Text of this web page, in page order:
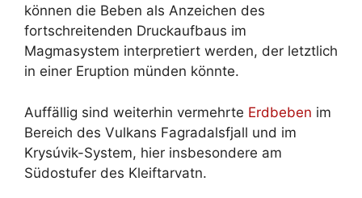
können die Beben als Anzeichen des
fortschreitenden Druckaufbaus im
Magmasystem interpretiert werden, der letztlich
in einer Eruption münden könnte.
Auffällig sind weiterhin vermehrte Erdbeben im
Bereich des Vulkans Fagradalsfjall und im
Krysúvik-System, hier insbesondere am
Südostufer des Kleiftarvatn.